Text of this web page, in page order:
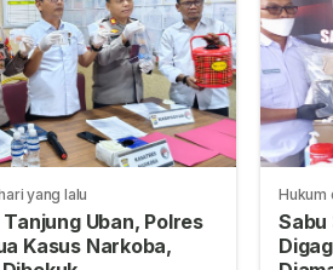
yang lalu
Uban, Polres
Kasus Narkoba,
Hukum
Sabu